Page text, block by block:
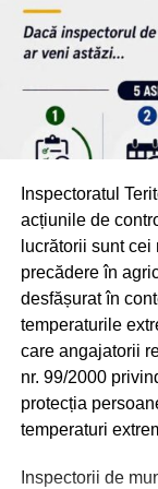
RELATIONATE:
GABRIEL PURCARU
URMATOAREA
Corneliu
Dâmbovița, 1
NU RATAȚI
Poliția Giurgiu
Inspectoratul
acțiunile de
lucrătorii sunt
precădere în
desfășurat în
temperaturile
care angajatorii
nr. 99/2000
protecția
temperaturi
Inspectorii de